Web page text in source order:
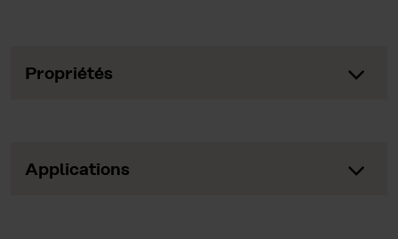
Propriétés
Applications